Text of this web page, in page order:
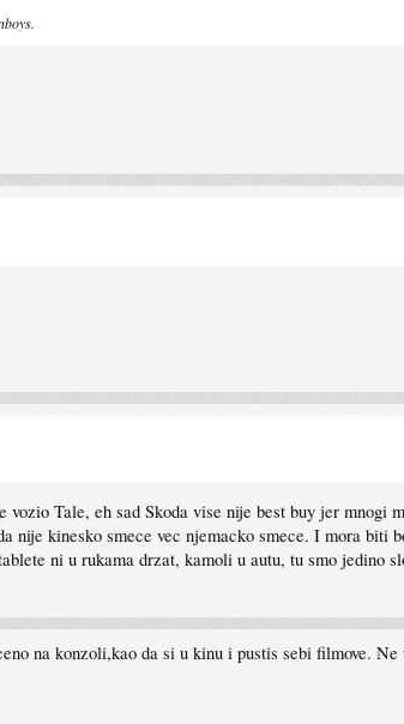
Tale, eh sad Skoda vise nije best buy jer mnogi
nije kinesko smece vec njemacko smece. I mora biti
ni u rukama drzat, kamoli u autu, tu smo jedino
na konzoli,kao da si u kinu i pustis sebi filmove.